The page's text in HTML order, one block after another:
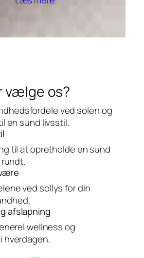
vælge os?
ved solen og
en sund livsstil.
til at opretholde en sund
ved sollys for din
afslapning
wellness og
hverdagen.